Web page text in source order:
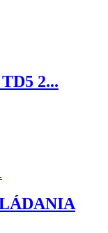
2...